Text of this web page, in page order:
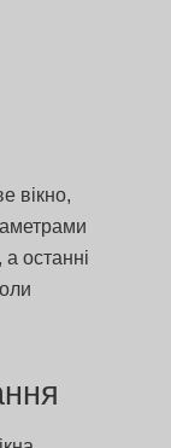
вікно,
останні